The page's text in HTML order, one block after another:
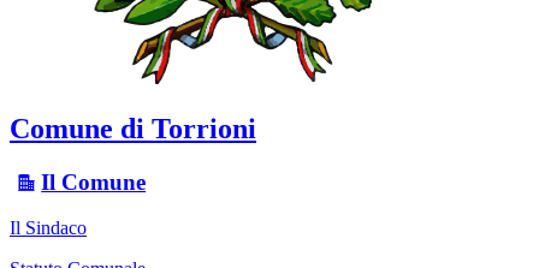
Comune di Torrioni
Il Comune
Il Sindaco